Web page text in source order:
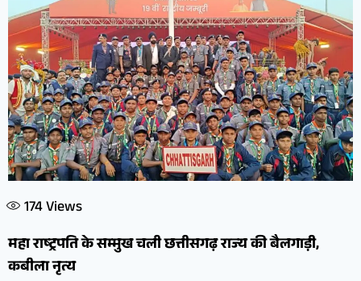
174Views
महा राष्ट्रपति के सम्मुख चली छत्तीसगढ़ राज्य की बैलगाड़ी,
कबीला नृत्य